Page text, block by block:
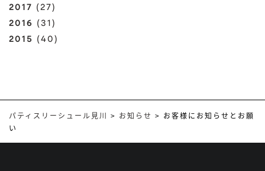
2017 (27)
2016 (31)
2015 (40)
パティスリーシュール見川 > お知らせ > お客様にお知らせとお願
い